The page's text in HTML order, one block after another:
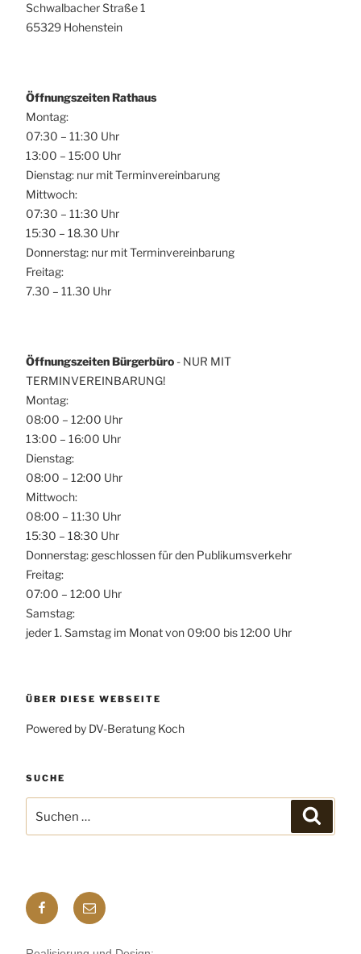
Schwalbacher Straße 1
65329 Hohenstein
Öffnungszeiten Rathaus
Montag:
07:30 – 11:30 Uhr
13:00 – 15:00 Uhr
Dienstag: nur mit Terminvereinbarung
Mittwoch:
07:30 – 11:30 Uhr
15:30 – 18.30 Uhr
Donnerstag: nur mit Terminvereinbarung
Freitag:
7.30 – 11.30 Uhr
Öffnungszeiten Bürgerbüro - NUR MIT
TERMINVEREINBARUNG!
Montag:
08:00 – 12:00 Uhr
13:00 – 16:00 Uhr
Dienstag:
08:00 – 12:00 Uhr
Mittwoch:
08:00 – 11:30 Uhr
15:30 – 18:30 Uhr
Donnerstag: geschlossen für den Publikumsverkehr
Freitag:
07:00 – 12:00 Uhr
Samstag:
jeder 1. Samstag im Monat von 09:00 bis 12:00 Uhr
ÜBER DIESE WEBSEITE
Powered by DV-Beratung Koch
SUCHE
nach:
Facebook
E-
mail